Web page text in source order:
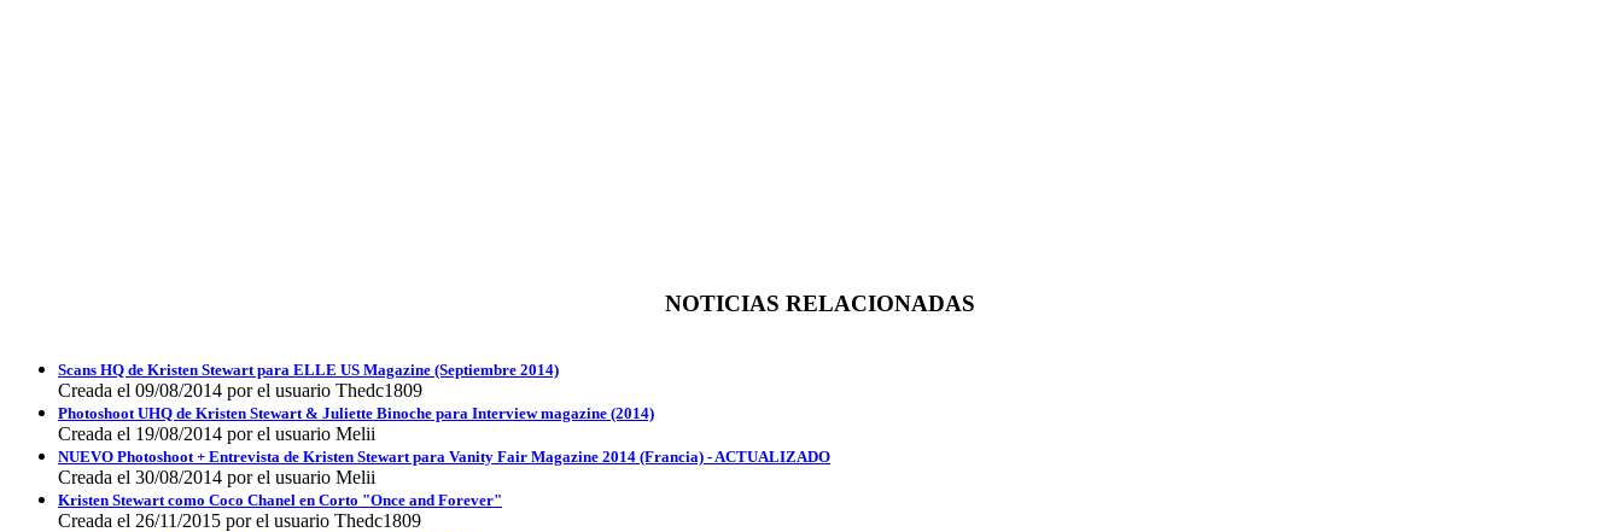
NOTICIAS RELACIONADAS
Scans HQ de Kristen Stewart para ELLE US Magazine (Septiembre 2014)
Creada el 09/08/2014 por el usuario Thedc1809
Photoshoot UHQ de Kristen Stewart & Juliette Binoche para Interview magazine (2014)
Creada el 19/08/2014 por el usuario Melii
NUEVO Photoshoot + Entrevista de Kristen Stewart para Vanity Fair Magazine 2014 (Francia) - ACTUALIZADO
Creada el 30/08/2014 por el usuario Melii
Kristen Stewart como Coco Chanel en Corto "Once and Forever"
Creada el 26/11/2015 por el usuario Thedc1809